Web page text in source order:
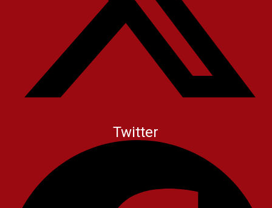
Twitter